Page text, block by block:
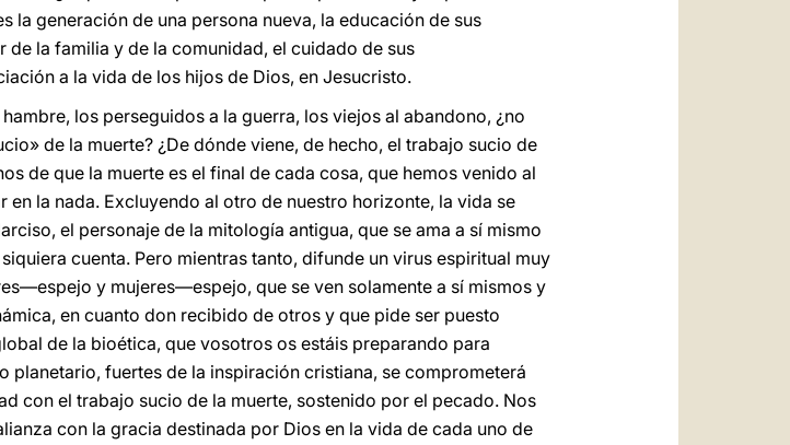
la generación de una persona nueva, la educación de sus
la familia y de la comunidad, el cuidado de sus
a la vida de los hijos de Dios, en Jesucristo.
los perseguidos a la guerra, los viejos al abandono, ¿no
de la muerte? ¿De dónde viene, de hecho, el trabajo sucio de
de que la muerte es el final de cada cosa, que hemos venido al
la nada. Excluyendo al otro de nuestro horizonte, la vida se
el personaje de la mitología antigua, que se ama a sí mismo
cuenta. Pero mientras tanto, difunde un virus espiritual muy
y mujeres—espejo, que se ven solamente a sí mismos y
en cuanto don recibido de otros y que pide ser puesto
de la bioética, que vosotros os estáis preparando para
planetario, fuertes de la inspiración cristiana, se comprometerá
con el trabajo sucio de la muerte, sostenido por el pecado. Nos
con la gracia destinada por Dios en la vida de cada uno de